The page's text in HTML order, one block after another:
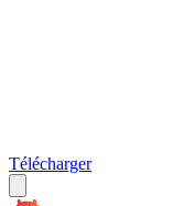
Télécharger